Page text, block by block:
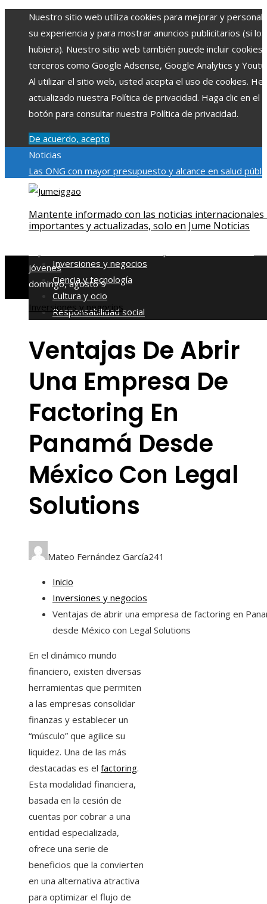
Nuestro sitio web utiliza cookies para mejorar y
su experiencia y para mostrar anuncios publicitarios (si los
hubiera). Nuestro sitio web también puede incluir cookies
terceros como Google Adsense, Google Analytics y
Al utilizar el sitio web, usted acepta el uso de cookies.
actualizado nuestra Política de privacidad. Haga clic en el
botón para consultar nuestra Política de privacidad.
De acuerdo, acepto
Noticias
Las ONG con mayor presupuesto y alcance en salud
educaciónImpacto económico y social de la estacionalidad
impacto en la regulación bancariaCómo la RSE impulsa el
desarrollo social y ambiental en comunidades chilenas
jóvenes
domingo, agosto 9
Mantente informado con las noticias internacionales
importantes y actualizadas, solo en Jume Noticias
Inversiones y negocios
Ciencia y tecnología
Cultura y ocio
Responsabilidad social
Inversiones y negocios
Ventajas De Abrir
Una Empresa De
Factoring En
Panamá Desde
México Con Legal
Solutions
Mateo Fernández García241
Inicio
Inversiones y negocios
Ventajas de abrir una empresa de factoring en
desde México con Legal Solutions
En el dinámico mundo
financiero, existen diversas
herramientas que permiten
a las empresas consolidar
finanzas y establecer un
“músculo” que agilice su
liquidez. Una de las más
destacadas es el factoring.
Esta modalidad financiera,
basada en la cesión de
cuentas por cobrar a una
entidad especializada,
ofrece una serie de
beneficios que la convierten
en una alternativa atractiva
para optimizar el flujo de